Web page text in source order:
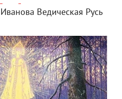
Ведическая Русь